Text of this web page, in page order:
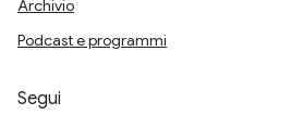
Archivio
Podcast e programmi
Segui